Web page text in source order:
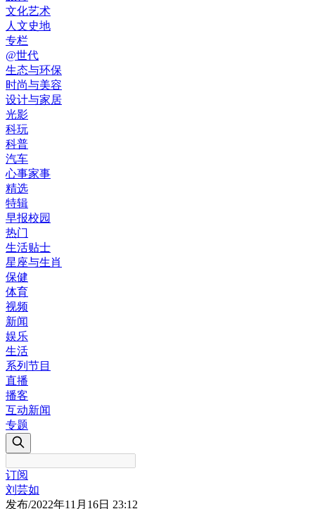
文化艺术
人文史地
专栏
@世代
生态与环保
时尚与美容
设计与家居
光影
科玩
科普
汽车
心事家事
精选
特辑
早报校园
热门
生活贴士
星座与生肖
保健
体育
视频
新闻
娱乐
生活
系列节目
直播
播客
互动新闻
专题
订阅
刘芸如
发布/2022年11月16日 23:12